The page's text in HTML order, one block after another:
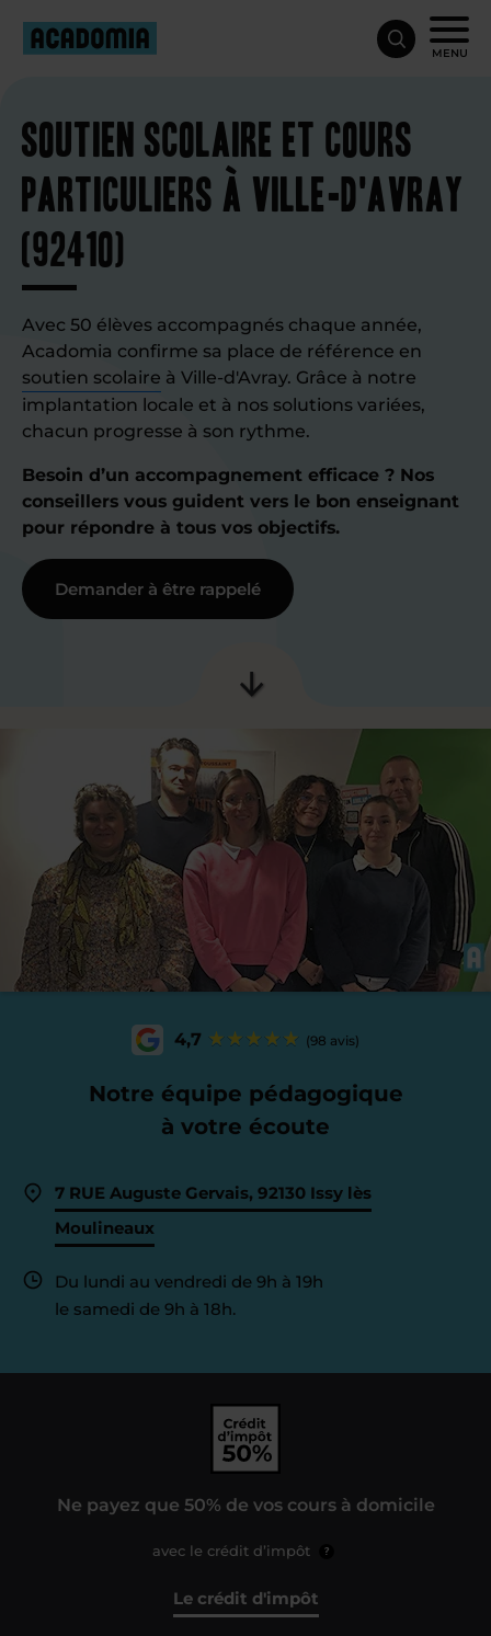
MENU
Soutien scolaire et cours
particuliers à Ville-d'Avray
(92410)
Avec 50 élèves accompagnés chaque année,
Acadomia confirme sa place de référence en
soutien scolaire à Ville-d'Avray. Grâce à notre
implantation locale et à nos solutions variées,
chacun progresse à son rythme.
Besoin d’un accompagnement efficace ? Nos
conseillers vous guident vers le bon enseignant
pour répondre à tous vos objectifs.
Demander à être rappelé
4,7 (98 avis)
Notre équipe pédagogique
à votre écoute
7 RUE Auguste Gervais, 92130 Issy lès
Moulineaux
Du lundi au vendredi de 9h à 19h
le samedi de 9h à 18h.
Ne payez que 50% de vos cours à domicile
avec le crédit d’impôt ?
Le crédit d'impôt